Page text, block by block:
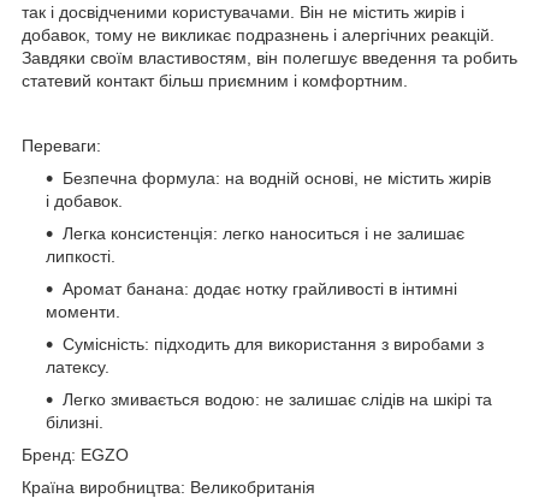
так і досвідченими користувачами. Він не містить жирів і
добавок, тому не викликає подразнень і алергічних реакцій.
Завдяки своїм властивостям, він полегшує введення та робить
статевий контакт більш приємним і комфортним.
Переваги:
Безпечна формула: на водній основі, не містить жирів
і добавок.
Легка консистенція: легко наноситься і не залишає
липкості.
Аромат банана: додає нотку грайливості в інтимні
моменти.
Сумісність: підходить для використання з виробами з
латексу.
Легко змивається водою: не залишає слідів на шкірі та
білизні.
Бренд: EGZO
Країна виробництва: Великобританія